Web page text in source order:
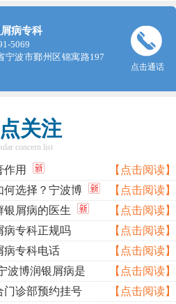
病专科
5069
宁波市鄞州区锦寓路197
点击通话
关注
concern list
作用
【点击阅读】
何选择？宁波博
【点击阅读】
银屑病的医生
【点击阅读】
病专科正规吗
【点击阅读】
病专科电话
【点击阅读】
波博润银屑病是
【点击阅读】
门诊部预约挂号
【点击阅读】